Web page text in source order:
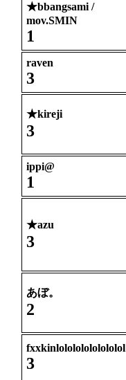
★bbangsami /
mov.SMIN
1
raven
3
★kireji
3
ippi@
1
★azu
3
あぼ。
2
fxxkinlolololololololol
3